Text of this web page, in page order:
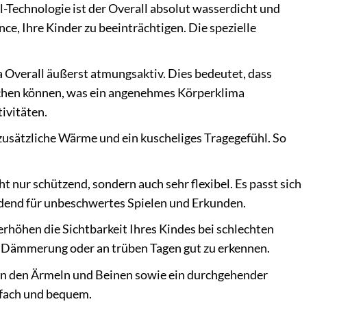
ist der Overall absolut wasserdicht und
Ihre Kinder zu beeinträchtigen. Die spezielle
äußerst atmungsaktiv. Dies bedeutet, dass
können, was ein angenehmes Körperklima
Wärme und ein kuscheliges Tragegefühl. So
schützend, sondern auch sehr flexibel. Es passt sich
für unbeschwertes Spielen und Erkunden.
die Sichtbarkeit Ihres Kindes bei schlechten
oder an trüben Tagen gut zu erkennen.
den Ärmeln und Beinen sowie ein durchgehender
und bequem.